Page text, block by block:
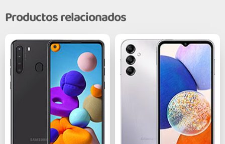
Productos relacionados